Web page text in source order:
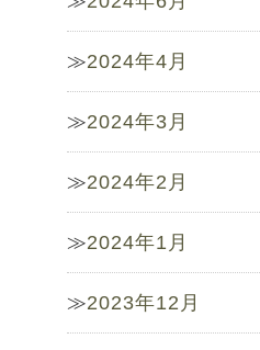
2024年4月
2024年3月
2024年2月
2024年1月
2023年12月